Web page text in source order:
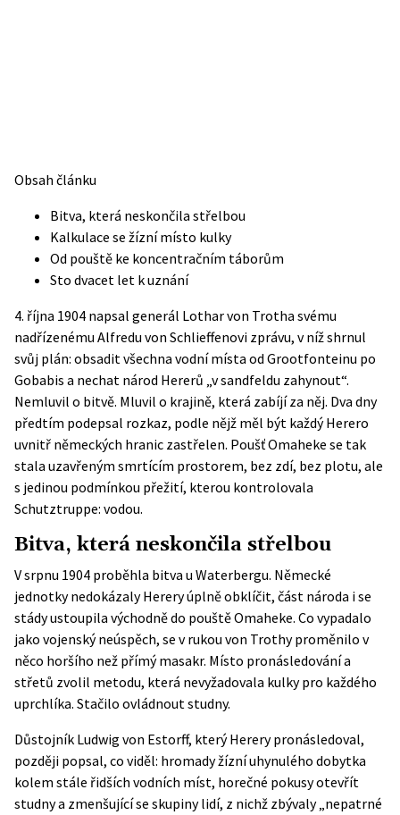
Obsah článku
Bitva, která neskončila střelbou
Kalkulace se žízní místo kulky
Od pouště ke koncentračním táborům
Sto dvacet let k uznání
4. října 1904 napsal generál Lothar von Trotha svému
nadřízenému Alfredu von Schlieffenovi zprávu, v níž shrnul
svůj plán: obsadit všechna vodní místa od Grootfonteinu po
Gobabis a nechat národ Hererů „v sandfeldu zahynout“.
Nemluvil o bitvě. Mluvil o krajině, která zabíjí za něj. Dva dny
předtím podepsal rozkaz, podle nějž měl být každý Herero
uvnitř německých hranic zastřelen. Poušť Omaheke se tak
stala uzavřeným smrtícím prostorem, bez zdí, bez plotu, ale
s jedinou podmínkou přežití, kterou kontrolovala
Schutztruppe: vodou.
Bitva, která neskončila střelbou
V srpnu 1904 proběhla bitva u Waterbergu. Německé
jednotky nedokázaly Herery úplně obklíčit, část národa i se
stády ustoupila východně do pouště Omaheke. Co vypadalo
jako vojenský neúspěch, se v rukou von Trothy proměnilo v
něco horšího než přímý masakr. Místo pronásledování a
střetů zvolil metodu, která nevyžadovala kulky pro každého
uprchlíka. Stačilo ovládnout studny.
Důstojník Ludwig von Estorff, který Herery pronásledoval,
později popsal, co viděl: hromady žízní uhynulého dobytka
kolem stále řidších vodních míst, horečné pokusy otevřít
studny a zmenšující se skupiny lidí, z nichž zbývaly „nepatrné